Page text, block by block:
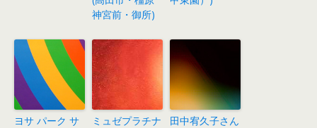
神宮前・御所)
ヨサ パーク サ
ミュゼプラチナ
田中宥久子さん